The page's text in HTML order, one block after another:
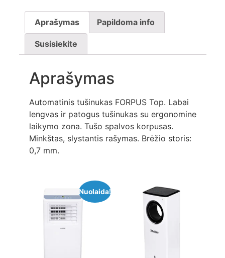
Aprašymas Papildoma info
Susisiekite
Aprašymas
Automatinis tušinukas FORPUS Top. Labai
lengvas ir patogus tušinukas su ergonomine
laikymo zona. Tušo spalvos korpusas.
Minkštas, slystantis rašymas. Brėžio storis:
0,7 mm.
Nuolaida!